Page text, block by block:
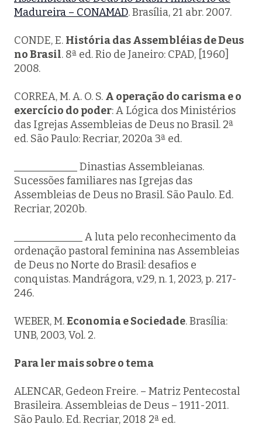
Madureira – CONAMAD. Brasília, 21 abr. 2007.
CONDE, E. História das Assembléias de Deus
no Brasil. 8ª ed. Rio de Janeiro: CPAD, [1960]
2008.
CORREA, M. A. O. S. A operação do carisma e o
exercício do poder: A Lógica dos Ministérios
das Igrejas Assembleias de Deus no Brasil. 2ª
ed. São Paulo: Recriar, 2020a 3ª ed.
____________ Dinastias Assembleianas.
Sucessões familiares nas Igrejas das
Assembleias de Deus no Brasil. São Paulo. Ed.
Recriar, 2020b.
_____________ A luta pelo reconhecimento da
ordenação pastoral feminina nas Assembleias
de Deus no Norte do Brasil: desafios e
conquistas. Mandrágora, v.29, n. 1, 2023, p. 217-
246.
WEBER, M.Economia e Sociedade. Brasília:
UNB, 2003, Vol. 2.
Para ler mais sobre o tema
ALENCAR, Gedeon Freire. – Matriz Pentecostal
Brasileira. Assembleias de Deus – 1911-2011.
São Paulo. Ed. Recriar, 2018 2ª ed.